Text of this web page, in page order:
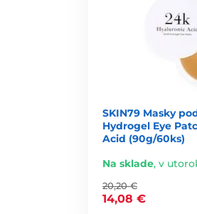
plátenkové masky
rozjasnenie a dávku hydratácie.
SKIN79 Masky
Hydrogel Eye
Acid (90g/60ks)
Na sklade, v
20,20 €
14,08 €